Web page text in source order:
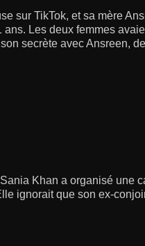
sur TikTok, et sa mère
Les deux femmes
secrète avec Ansreen,
Khan a organisé une
ignorait que son ex-